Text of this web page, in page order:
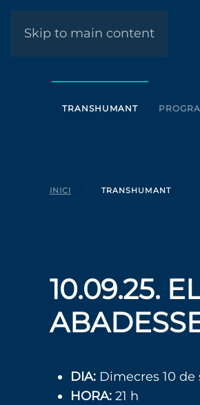
Skip to main content
TRANSHUMANT
INICI TRANSHUMANT
10.09.25.
DIA: Dimecres 10
HORA: 21 h